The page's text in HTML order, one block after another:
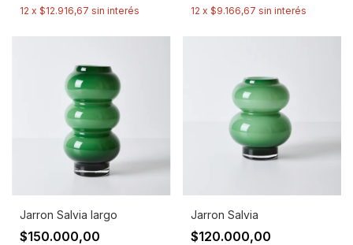
12 x $12.916,67 sin interés
12 x $9.166,67 sin interés
Jarron Salvia largo
$150.000,00
Jarron Salvia
$120.000,00